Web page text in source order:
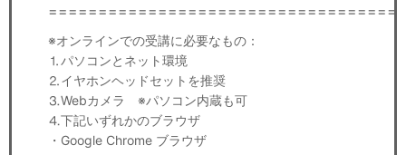
※オンラインでの受講に必要なもの：
⒈パソコンとネット環境
⒉イヤホンヘッドセットを推奨
⒊Webカメラ ※パソコン内蔵も可
⒋下記いずれかのブラウザ
・Google Chrome ブラウザ